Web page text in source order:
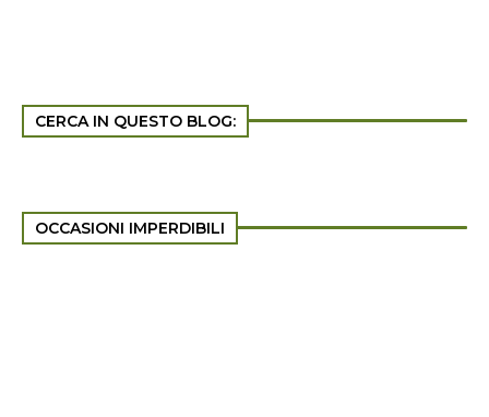
CERCA IN QUESTO BLOG:
OCCASIONI IMPERDIBILI